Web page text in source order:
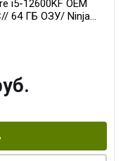
i5-12600KF OEM
64 ГБ ОЗУ/ Ninja
DVI DP HDMI 2/